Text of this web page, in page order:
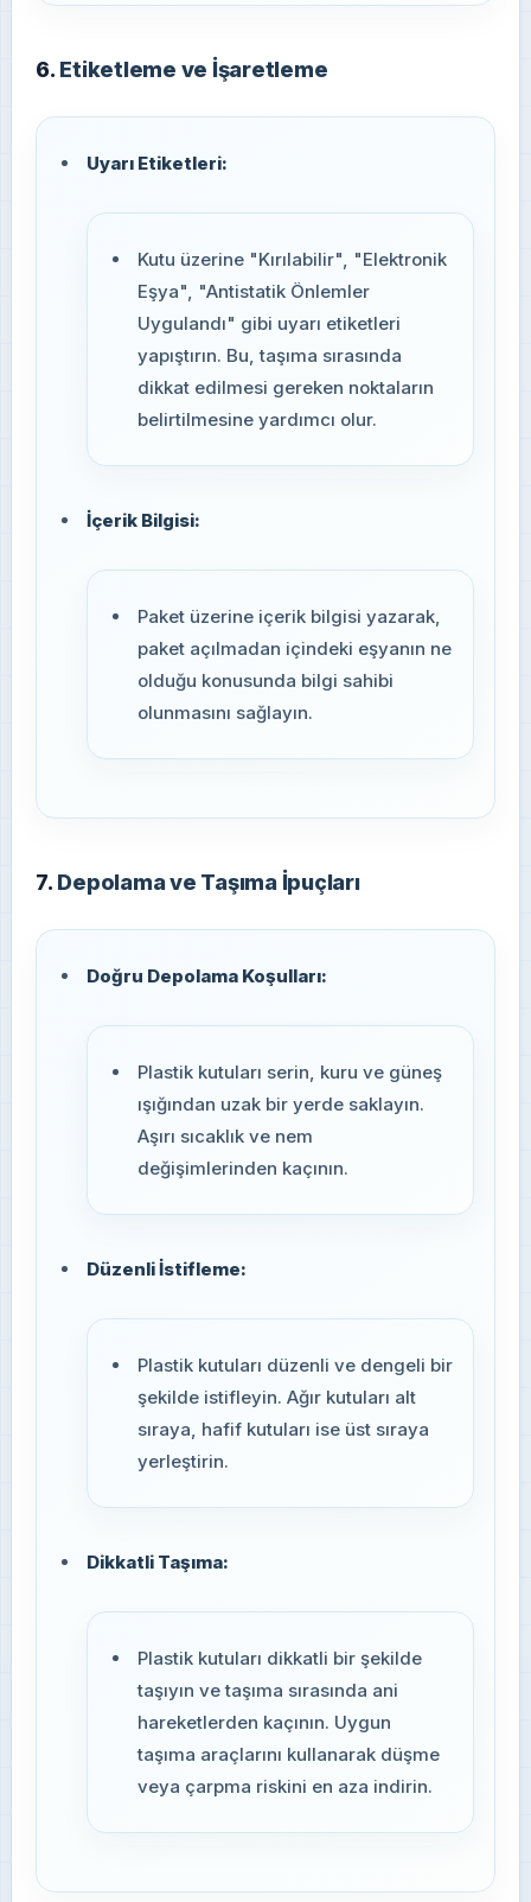
6. Etiketleme ve İşaretleme
Uyarı Etiketleri:
Kutu üzerine "Kırılabilir", "Elektronik
Eşya", "Antistatik Önlemler
Uygulandı" gibi uyarı etiketleri
yapıştırın. Bu, taşıma sırasında
dikkat edilmesi gereken noktaların
belirtilmesine yardımcı olur.
İçerik Bilgisi:
Paket üzerine içerik bilgisi yazarak,
paket açılmadan içindeki eşyanın ne
olduğu konusunda bilgi sahibi
olunmasını sağlayın.
7. Depolama ve Taşıma İpuçları
Doğru Depolama Koşulları:
Plastik kutuları serin, kuru ve güneş
ışığından uzak bir yerde saklayın.
Aşırı sıcaklık ve nem
değişimlerinden kaçının.
Düzenli İstifleme:
Plastik kutuları düzenli ve dengeli bir
şekilde istifleyin. Ağır kutuları alt
sıraya, hafif kutuları ise üst sıraya
yerleştirin.
Dikkatli Taşıma:
Plastik kutuları dikkatli bir şekilde
taşıyın ve taşıma sırasında ani
hareketlerden kaçının. Uygun
taşıma araçlarını kullanarak düşme
veya çarpma riskini en aza indirin.